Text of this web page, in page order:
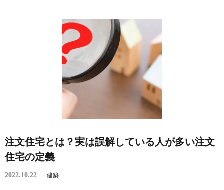
注文住宅とは？実は誤解している人が多い注文
住宅の定義
2022.10.22 建築